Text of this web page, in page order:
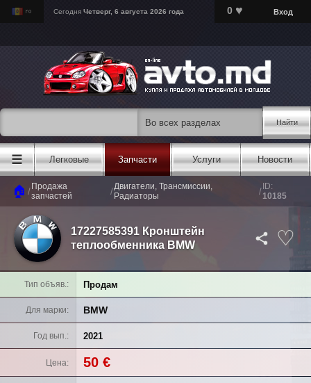
Сегодня Четверг, 6 августа 2026 года 0 ♥ Вход
Найти
☰ Легковые Запчасти Услуги Новости
🏠 / Продажа
запчастей
/Двигатели, Трансмиссии,
Радиаторы
/ ID:
10185
17227585391 Кронштейн
теплообменника BMW
Тип объяв. Продам
Для марки BMW
Год вып. 2021
Цена 50 €